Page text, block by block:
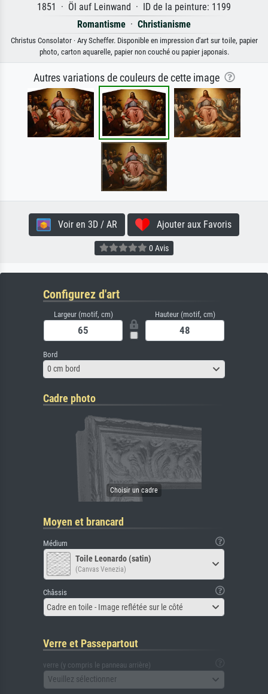
1851 · Öl auf Leinwand · ID de la peinture: 1199
Romantisme · Christianisme
Christus Consolator · Ary Scheffer. Disponible en impression d'art sur toile, papier
photo, carton aquarelle, papier non couché ou papier japonais.
Autres variations de couleurs de cette image
Voir en 3D / AR Ajouter aux Favoris
0 Avis
Configurez d'art
Largeur (motif, cm) Hauteur (motif, cm)
Bord
0 cm bord
Cadre photo
Moyen et brancard
Médium
Toile Leonardo (satin)
(Canvas Venezia)
Châssis
Cadre en toile - Image reflétée sur le côté
Verre et Passepartout
verre (y compris le panneau arrière)
Veuillez sélectionner